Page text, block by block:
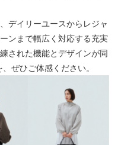
デイリーユースからレジャ
ンまで幅広く対応する充実
された機能とデザインが同
ぜひご体感ください。